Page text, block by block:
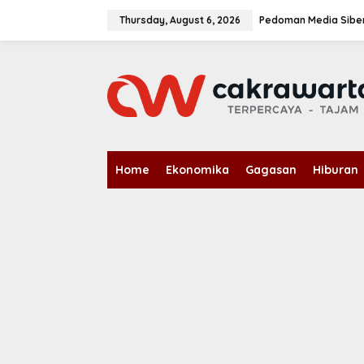
Thursday, August 6, 2026 Pedoman Media
Home Ekonomika Gagasan Hiburan